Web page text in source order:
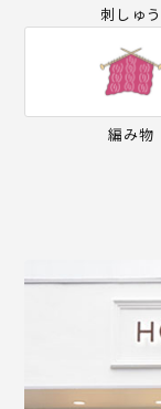
刺しゅう
編み物